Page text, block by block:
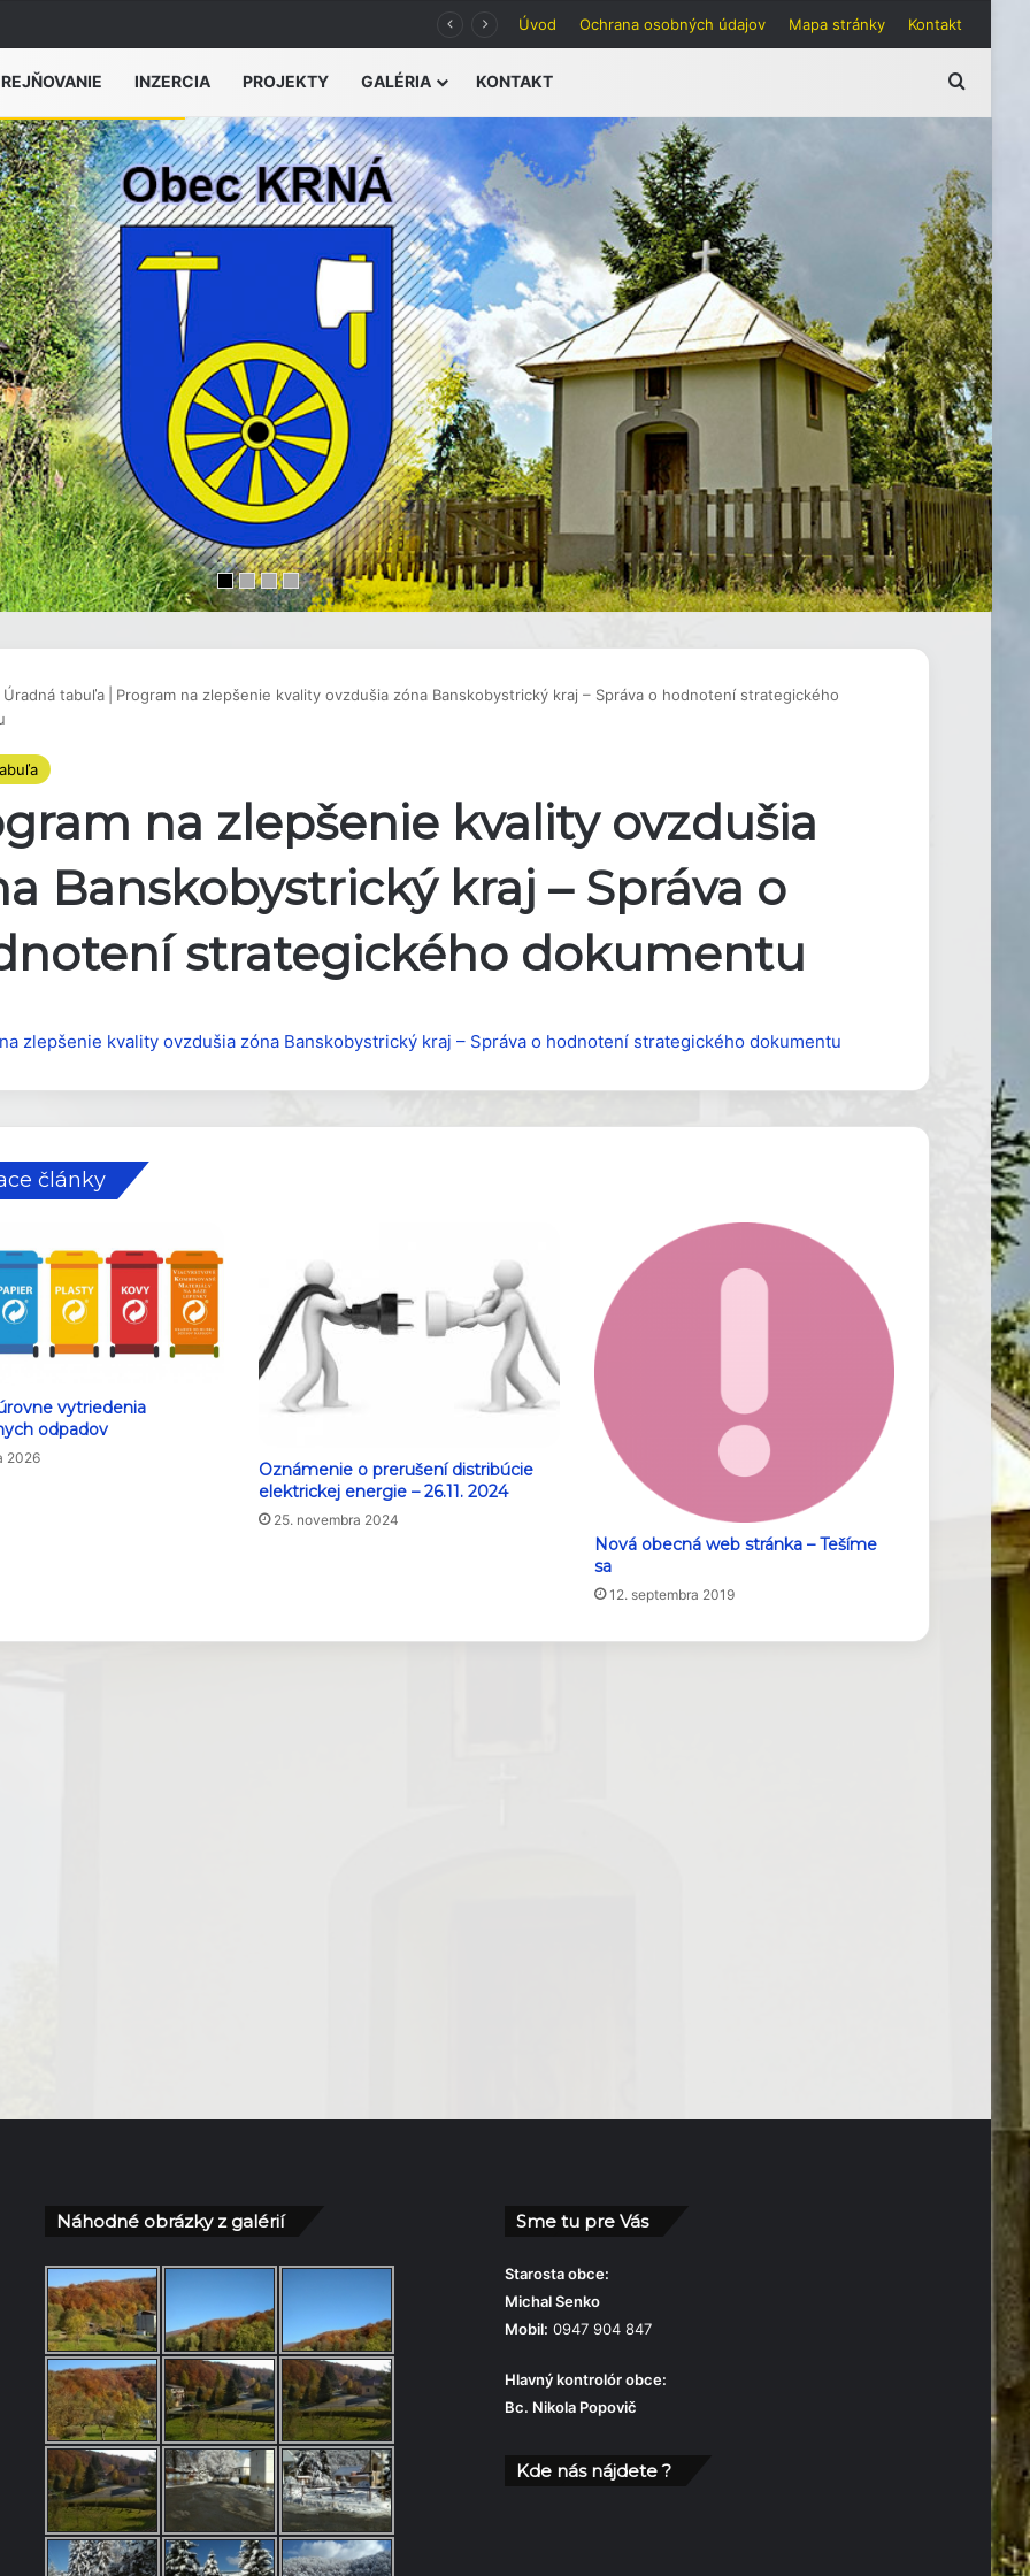
nebezpečenstva vzniku požiaru Úvod Ochrana osobných údajov Mapa stránky Kontakt
INZERCIA PROJEKTY GALÉRIA KONTAKT Hľadať
Úradná tabuľa
Program na zlepšenie kvality ovzdušia zóna Banskobystrický kraj – Správa o hodnotení strategického
na zlepšenie kvality ovzdušia
Banskobystrický kraj – Správa o
strategického dokumentu
zlepšenie kvality ovzdušia zóna Banskobystrický kraj – Správa o hodnotení strategického dokumentu
články
vytriedenia
odpadov
2026
Oznámenie o prerušení distribúcie
elektrickej energie – 26.11. 2024
25. novembra 2024
Nová obecná web stránka – Tešíme
sa
12. septembra 2019
Náhodné obrázky z galérií Sme tu pre Vás
Starosta obce:
Michal Senko
Mobil: 0947 904 847
Hlavný kontrolór obce:
Bc. Nikola Popovič
Kde nás nájdete ?